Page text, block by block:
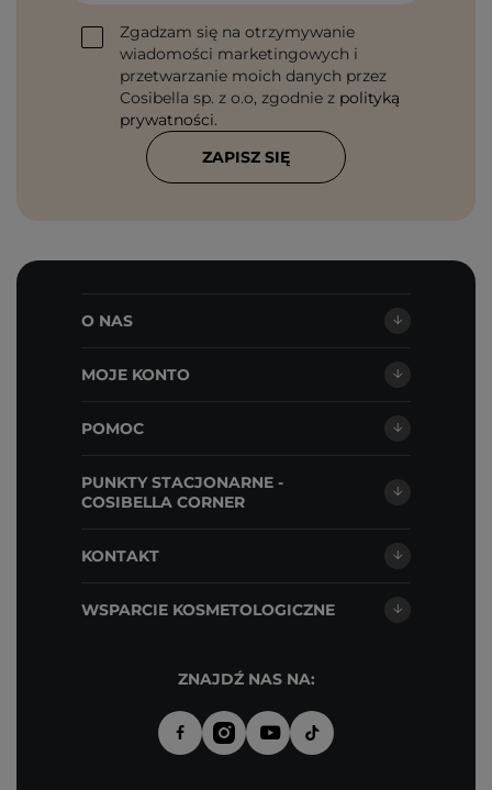
Zgadzam się na otrzymywanie
wiadomości marketingowych i
przetwarzanie moich danych przez
Cosibella sp. z o.o, zgodnie z polityką
prywatności.
ZAPISZ SIĘ
O NAS
MOJE KONTO
POMOC
PUNKTY STACJONARNE -
COSIBELLA CORNER
KONTAKT
WSPARCIE KOSMETOLOGICZNE
ZNAJDŹ NAS NA: